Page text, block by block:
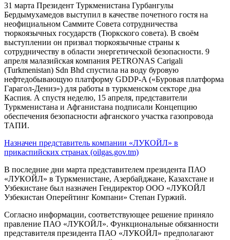
31 марта Президент Туркменистана Гурбангулы
Бердымухамедов выступил в качестве почетного гостя на
неофициальном Саммите Совета сотрудничества
тюркоязычных государств (Тюркского совета). В своём
выступлении он призвал тюркоязычные страны к
сотрудничеству в области энергетической безопасности. 9
апреля малазийская компания PETRONAS Carigali
(Turkmenistan) Sdn Bhd спустила на воду буровую
нефтедобывающую платформу GDDP-A («Буровая платформа
Гарагол-Дениз») для работы в туркменском секторе дна
Каспия. А спустя неделю, 15 апреля, представители
Туркменистана и Афганистана подписали Концепцию
обеспечения безопасности афганского участка газопровода
ТАПИ.
Назначен представитель компании «ЛУКОЙЛ» в
прикаспийских странах (oilgas.gov.tm)
В последние дни марта представителем президента ПАО
«ЛУКОЙЛ» в Туркменистане, Азербайджане, Казахстане и
Узбекистане был назначен Гендиректор ООО «ЛУКОЙЛ
Узбекистан Оперейтинг Компани» Степан Гуржий.
Согласно информации, соответствующее решение приняло
правление ПАО «ЛУКОЙЛ». Функциональные обязанности
представителя президента ПАО «ЛУКОЙЛ» предполагают